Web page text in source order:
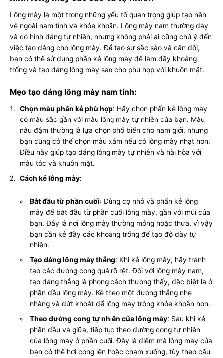
Lông mày là một trong những yếu tố quan trọng giúp tạo nên
vẻ ngoài nam tính và khỏe khoắn. Lông mày nam thường dày
và có hình dáng tự nhiên, nhưng không phải ai cũng chú ý đến
việc tạo dáng cho lông mày. Để tạo sự sắc sảo và cân đối,
bạn có thể sử dụng phấn kẻ lông mày để làm đầy khoảng
trống và tạo dáng lông mày sao cho phù hợp với khuôn mặt.
Mẹo tạo dáng lông mày nam tính:
Chọn màu phấn kẻ phù hợp: Hãy chọn phấn kẻ lông mày
có màu sắc gần với màu lông mày tự nhiên của bạn. Màu
nâu đậm thường là lựa chọn phổ biến cho nam giới, nhưng
bạn cũng có thể chọn màu xám nếu có lông mày nhạt hơn.
Điều này giúp tạo dáng lông mày tự nhiên và hài hòa với
màu tóc và khuôn mặt.
Cách kẻ lông mày:
Bắt đầu từ phần cuối: Dùng cọ nhỏ và phấn kẻ lông
mày để bắt đầu từ phần cuối lông mày, gần với mũi của
bạn. Đây là nơi lông mày thường mỏng hoặc thưa, vì vậy
bạn cần kẻ đầy các khoảng trống để tạo độ dày tự
nhiên.
Tạo dáng lông mày thẳng: Khi kẻ lông mày, hãy tránh
tạo các đường cong quá rõ rệt. Đối với lông mày nam,
tạo dáng thẳng là phong cách thường thấy, đặc biệt là ở
phần đầu lông mày. Kẻ theo một đường thẳng nhẹ
nhàng và dứt khoát để lông mày trông khỏe khoắn hơn.
Theo đường cong tự nhiên của lông mày: Sau khi kẻ
phần đầu và giữa, tiếp tục theo đường cong tự nhiên
của lông mày ở phần cuối. Đây là điểm mà lông mày của
bạn có thể hơi cong lên hoặc chạm xuống, tùy theo cấu